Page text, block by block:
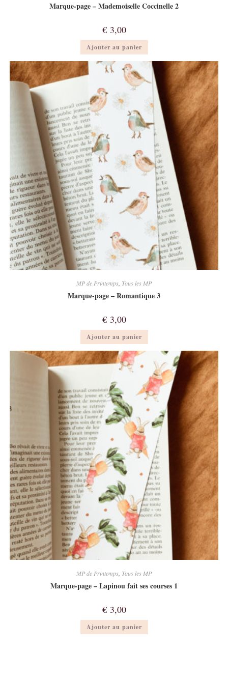
Marque-page – Mademoiselle Coccinelle 2
€3,00
Ajouter au panier
MP de Printemps, Tous les MP
Marque-page – Romantique 3
€3,00
Ajouter au panier
MP de Printemps Tous les MP
Marque-page – Lapinou fait ses courses 1
€3,00
Ajouter au panier